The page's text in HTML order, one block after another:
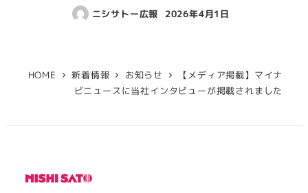
ニシサトー広報 2026年4月1日
HOME 新着情報 お知らせ
【メディア掲載】マイナ
ビニュースに当社インタビューが掲載されました